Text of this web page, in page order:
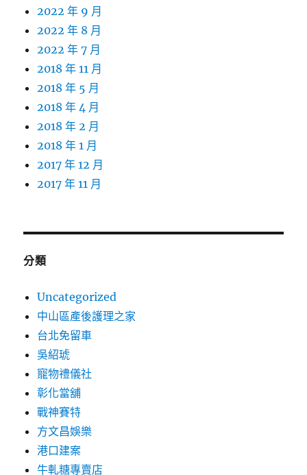
2022 年 9 月
2022 年 8 月
2022 年 7 月
2018 年 11 月
2018 年 5 月
2018 年 4 月
2018 年 2 月
2018 年 1 月
2017 年 12 月
2017 年 11 月
分類
Uncategorized
中山區產後護理之家
台北免留車
吳紹琥
寵物禮儀社
彰化當舖
戰神賽特
方文昌娛樂
港口建案
牛軋糖專賣店